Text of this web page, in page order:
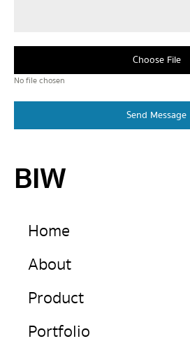
Choose File
No file chosen
Send Message
BIW
Home
About
Product
Portfolio